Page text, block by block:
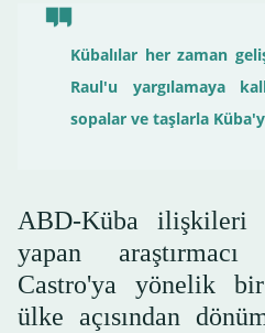
Kübalılar her zaman
Raul'u yargılamaya
sopalar ve taşlarla
ABD-Küba ilişkileri
yapan
Castro'ya yönelik
ülke açısından